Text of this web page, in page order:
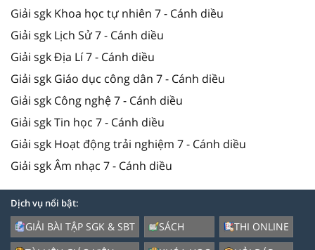
Giải sgk Khoa học tự nhiên 7 - Cánh diều
Giải sgk Lịch Sử 7 - Cánh diều
Giải sgk Địa Lí 7 - Cánh diều
Giải sgk Giáo dục công dân 7 - Cánh diều
Giải sgk Công nghệ 7 - Cánh diều
Giải sgk Tin học 7 - Cánh diều
Giải sgk Hoạt động trải nghiệm 7 - Cánh diều
Giải sgk Âm nhạc 7 - Cánh diều
Dịch vụ nổi bật:
GIẢI BÀI TẬP SGK & SBT
SÁCH
THI ONLINE